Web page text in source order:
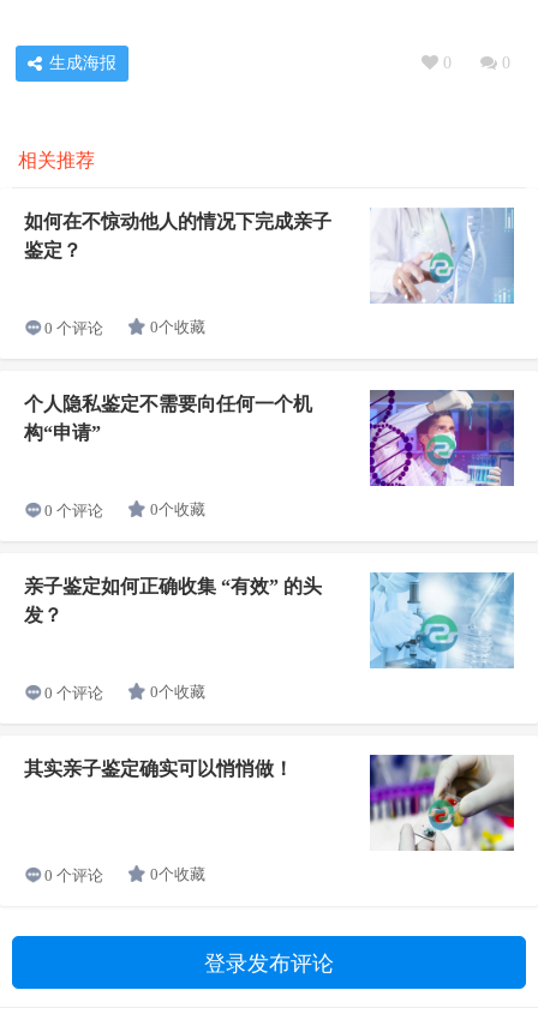
0 0
生成海报
相关推荐
如何在不惊动他人的情况下完成亲子
鉴定？
0 个评论 0个收藏
个人隐私鉴定不需要向任何一个机
构“申请”
0 个评论 0个收藏
亲子鉴定如何正确收集 “有效” 的头
发？
0 个评论 0个收藏
其实亲子鉴定确实可以悄悄做！
0 个评论 0个收藏
登录发布评论